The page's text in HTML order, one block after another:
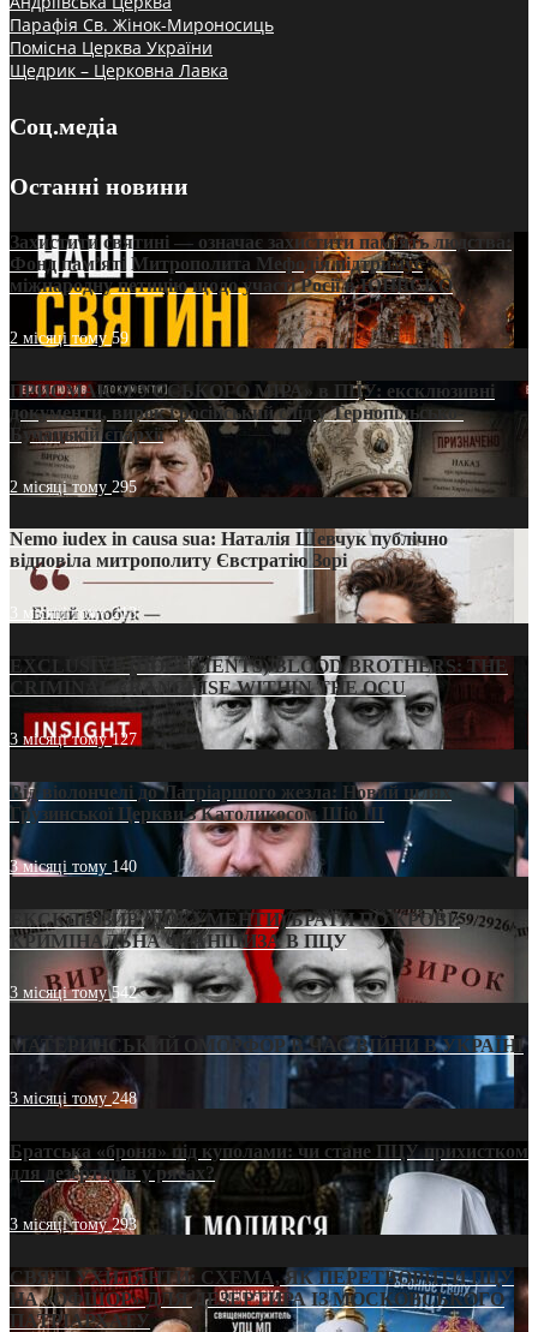
Парафія Св. Жінок-Мироносиць
Помісна Церква України
Щедрик – Церковна Лавка
Соц.медіа
Останні новини
Захистити святині — означає захистити пам’ять людства:
Фонд пам’яті Митрополита Мефодія підтримує
міжнародну петицію щодо участі Росії в ЮНЕСКО
2 місяці тому59
ПРИСМАК «РУССЬКОГО МІРА» в ПЦУ: ексклюзивні
документи, вирок і російський слід у Тернопільсько-
Бучацькій єпархії
2 місяці тому 295
Nemo iudex in causa sua: Наталія Шевчук публічно
відповіла митрополиту Євстратію Зорі
3 місяці тому213
EXCLUSIVE (DOCUMENTS)/BLOOD BROTHERS: THE
CRIMINAL FRANCHISE WITHIN THE OCU
3 місяці тому127
Від віолончелі до Патріаршого жезла: Новий шлях
Грузинської Церкви з Католикосом Шіо III
3 місяці тому 140
ЕКСКЛЮЗИВ (ДОКУМЕНТИ)/БРАТИ ПО КРОВІ:
КРИМІНАЛЬНА ФРАНШИЗА В ПЦУ
3 місяці тому542
МАТЕРИНСЬКИЙ ОМОРФОР В ЧАС ВІЙНИ В УКРАЇНІ
3 місяці тому248
Братська «броня» під куполами: чи стане ПЦУ прихистком
для дезертирів у рясах?
3 місяці тому293
СВЯТІ УХИЛЯНТИ: СХЕМА, ЯК ПЕРЕТВОРИТИ ПЦУ
НА «ОФШОР» ДЛЯ ДЕЗЕРТИРА ІЗ МОСКОВСЬКОГО
ПАТРІАРХАТУ